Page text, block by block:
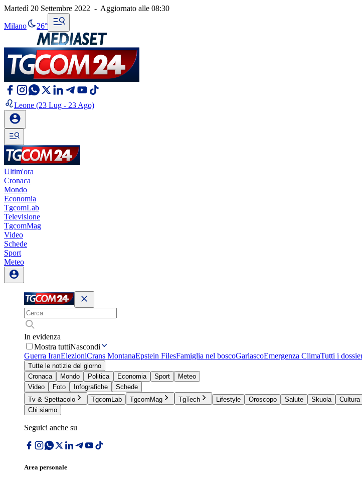
Martedì 20 Settembre 2022 - Aggiornato alle 08:30
Milano 26°
Leone (23 Lug - 23 Ago)
Ultim'ora
Cronaca
Mondo
Economia
TgcomLab
Televisione
TgcomMag
Video
Schede
Sport
Meteo
In evidenza
Mostra tuttiNascondi
Guerra IranElezioniCrans MontanaEpstein FilesFamiglia nel boscoGarlascoEmergenza ClimaTutti i
Tutte le notizie del giorno
Cronaca
Mondo Politica Economia Sport
Meteo
Video
Foto Infografiche
Schede
Tv & Spettacolo
TgcomLab TgcomMag TgTech Lifestyle Oroscopo Salute Skuola Cultura
Chi siamo
Seguici anche su
Area personale